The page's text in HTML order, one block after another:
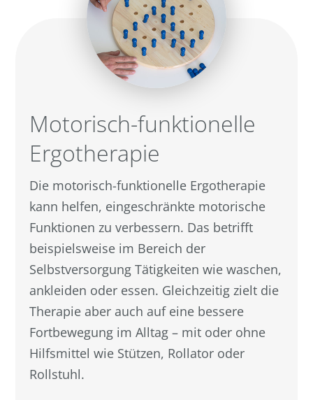
Motorisch-funktionelle
Ergotherapie
Die motorisch-funktionelle Ergotherapie
kann helfen, eingeschränkte motorische
Funktionen zu verbessern. Das betrifft
beispielsweise im Bereich der
Selbstversorgung Tätigkeiten wie waschen,
ankleiden oder essen. Gleichzeitig zielt die
Therapie aber auch auf eine bessere
Fortbewegung im Alltag – mit oder ohne
Hilfsmittel wie Stützen, Rollator oder
Rollstuhl.